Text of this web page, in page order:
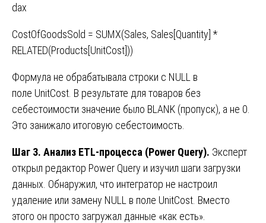
dax
CostOfGoodsSold = SUMX(Sales, Sales[Quantity] *
RELATED(Products[UnitCost]))
Формула не обрабатывала строки с NULL в
поле UnitCost. В результате для товаров без
себестоимости значение было BLANK (пропуск), а не 0.
Это занижало итоговую себестоимость.
Шаг 3. Анализ ETL-процесса (Power Query). Эксперт
открыл редактор Power Query и изучил шаги загрузки
данных. Обнаружил, что интегратор не настроил
удаление или замену NULL в поле UnitCost. Вместо
этого он просто загружал данные «как есть».